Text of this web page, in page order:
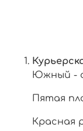
Южный -
Пятая
Красная